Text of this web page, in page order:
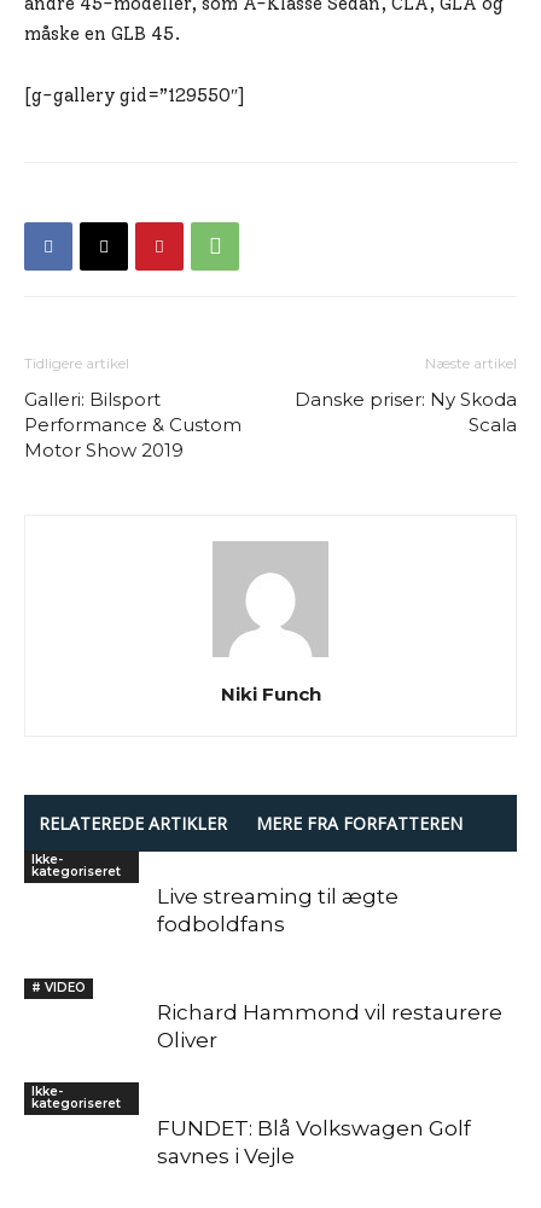
måske en GLB 45.
[g-gallery gid=”129550″]
Tidligere artikel
Galleri: Bilsport
Performance & Custom
Motor Show 2019
Næste artikel
Danske priser: Ny Skoda
Scala
Niki Funch
RELATEREDE ARTIKLER MERE FRA FORFATTEREN
Ikke-
kategoriseret
Live streaming til ægte
fodboldfans
# VIDEO
Richard Hammond vil restaurere
Oliver
Ikke-
kategoriseret
FUNDET: Blå Volkswagen Golf
savnes i Vejle